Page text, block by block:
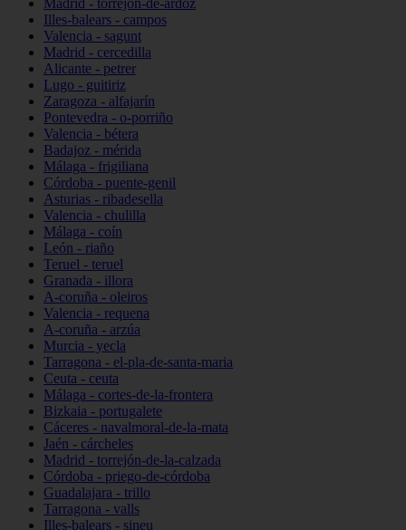
Madrid - torrejón-de-ardoz
Illes-balears - campos
Valencia - sagunt
Madrid - cercedilla
Alicante - petrer
Lugo - guitiriz
Zaragoza - alfajarín
Pontevedra - o-porriño
Valencia - bétera
Badajoz - mérida
Málaga - frigiliana
Córdoba - puente-genil
Asturias - ribadesella
Valencia - chulilla
Málaga - coín
León - riaño
Teruel - teruel
Granada - illora
A-coruña - oleiros
Valencia - requena
A-coruña - arzúa
Murcia - yecla
Tarragona - el-pla-de-santa-maria
Ceuta - ceuta
Málaga - cortes-de-la-frontera
Bizkaia - portugalete
Cáceres - navalmoral-de-la-mata
Jaén - cárcheles
Madrid - torrejón-de-la-calzada
Córdoba - priego-de-córdoba
Guadalajara - trillo
Tarragona - valls
Illes-balears - sineu